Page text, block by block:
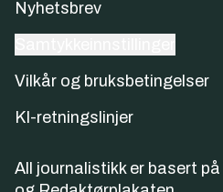
Nyhetsbrev
Vilkår og bruksbetingelser
KI-retningslinjer
All journalistikk er basert på